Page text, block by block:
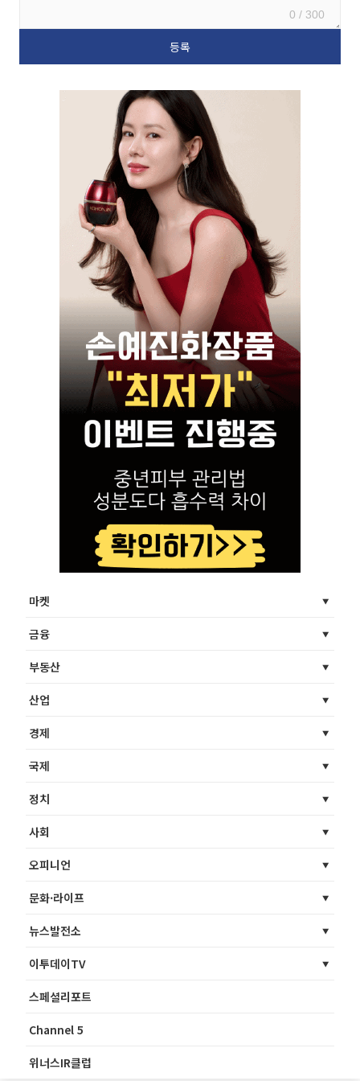
0 / 300
마켓
금융
부동산
산업
경제
국제
정치
사회
오피니언
문화·라이프
뉴스발전소
이투데이TV
스페셜리포트
Channel 5
위너스IR클럽